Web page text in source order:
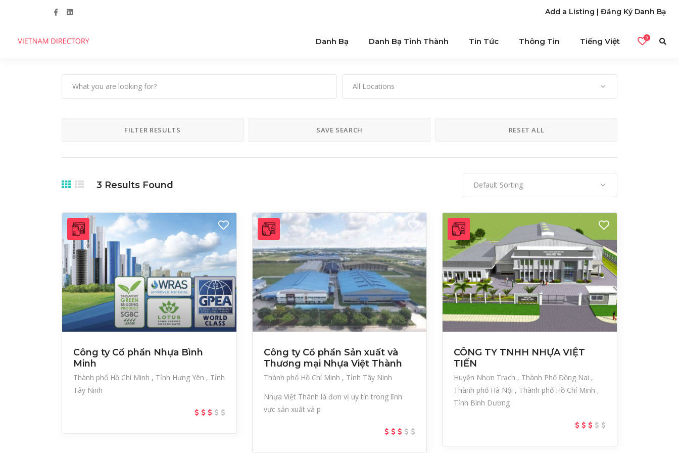
Add a Listing | Đăng Ký Danh Bạ
Danh Bạ Danh Bạ Tỉnh Thành Tin Tức Thông Tin Tiếng Việt 0
All Locations
FILTER RESULTS SAVE SEARCH RESET ALL
3 Results Found Default Sorting
Công ty Cổ phần Nhựa Bình
Minh
Thành phố Hồ Chí Minh Tỉnh Hưng Yên
Tỉnh
Tây Ninh
Công ty Cổ phần Sản xuất và
Thương mại Nhựa Việt Thành
Thành phố Hồ Chí Minh
Tỉnh Tây Ninh
Nhựa Việt Thành là đơn vị uy tín trong lĩnh
vực sản xuất và p
CÔNG TY TNHH NHỰA VIỆT
TIẾN
Huyện Nhơn Trạch
Thành Phố Đồng Nai
Thành phố Hà Nội
Thành phố Hồ Chí Minh
Tỉnh Bình Dương